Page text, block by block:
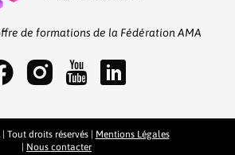
de formations de la Fédération AMA
Tout droits réservés |
Mentions Légales
Nous contacter